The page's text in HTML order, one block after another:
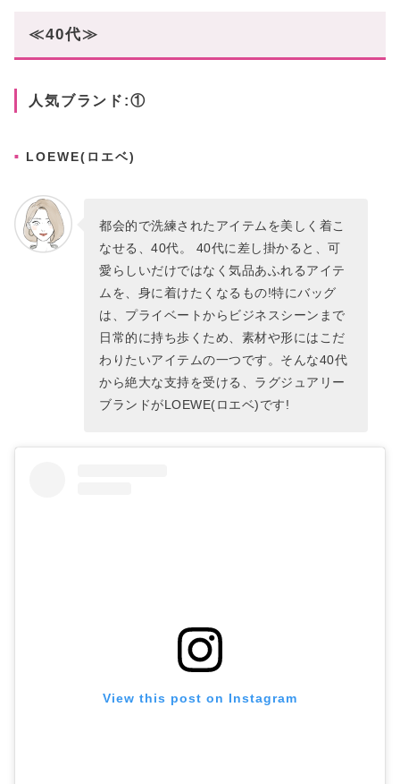
≪40代≫
人気ブランド:①
LOEWE(ロエベ)
都会的で洗練されたアイテムを美しく着こ
なせる、40代。 40代に差し掛かると、可
愛らしいだけではなく気品あふれるアイテ
ムを、身に着けたくなるもの!特にバッグ
は、プライベートからビジネスシーンまで
日常的に持ち歩くため、素材や形にはこだ
わりたいアイテムの一つです。そんな40代
から絶大な支持を受ける、ラグジュアリー
ブランドがLOEWE(ロエベ)です!
View this post on Instagram